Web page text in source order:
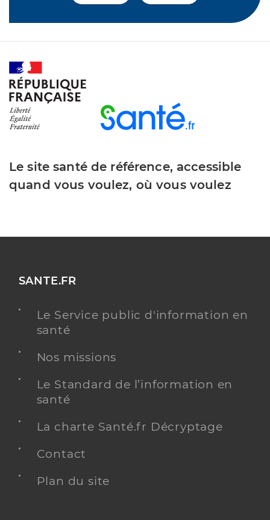
Le site santé de référence, accessible
quand vous voulez, où vous voulez
SANTE.FR
Le Service public d'information en
santé
Nos missions
Le Standard de l’information en
santé
La charte Santé.fr Décryptage
Contact
Plan du site